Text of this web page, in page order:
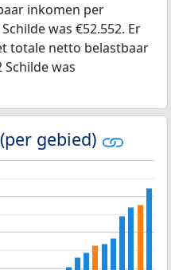
inkomen per
was €52.552. Er
totale netto belastbaar
was
gebied)